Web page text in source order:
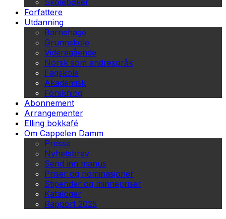
Skolebøker
Forfattere
Utdanning
Barnehage
Grunnskole
Videregående
Norsk som andrespråk
Fagskole
Akademisk
Forskning
Abonnement
Arrangementer
Elling bokkafé
Om Cappelen Damm
Presse
Nyhetsbrev
Send inn manus
Priser og nominasjoner
Stipender og minnepriser
Kataloger
Rapport 2025